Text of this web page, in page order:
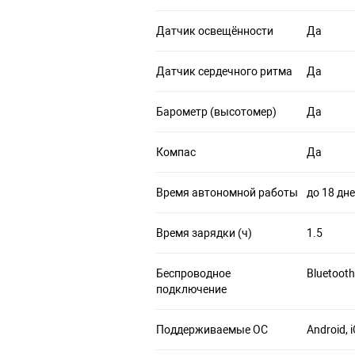
Датчик освещённости Да
Датчик сердечного ритма Да
Барометр (высотомер) Да
Компас Да
Время автономной работы до 18
Время зарядки (ч) 1.5
Беспроводное
подключение
Поддерживаемые ОС Android,